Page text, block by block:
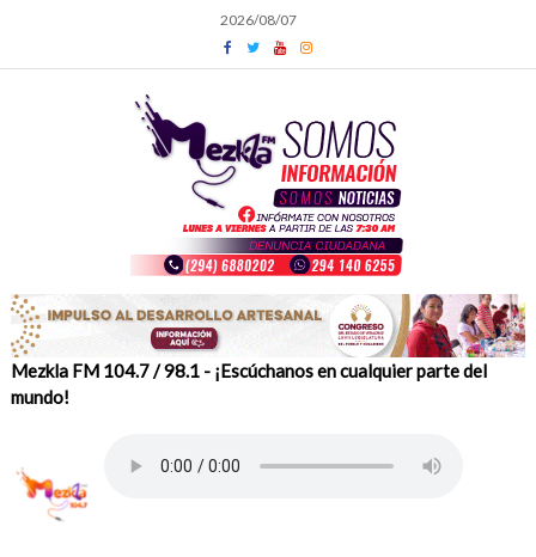
content
2026/08/07
Mezkla FM 104.7 / 98.1 - ¡Escúchanos en cualquier parte del
mundo!